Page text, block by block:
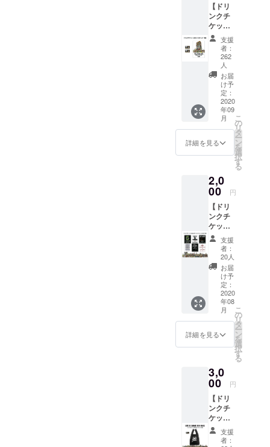
【ドリ
ンクチ
ケット2
枚＋ス
テッ
カー支
援】 ●
お礼
メール
・シン
プルに
応援頂
ける方
はこち
らをお
THE
GAME
より感
謝の
メッ
セージ
をお送
り致し
ます。
●ドリン
クチ
ケット2
枚 有効
期限は
営業再
開から
6ヶ月以
● 壁面
ポス
ターへ
のお名
前掲載
※ 掲載
可能な
方はお
支援
者：
262
人
お届
け予
定：
2020
年09
月
詳細を見る
こ
の
リ
タ
ー
ン
を
選
択
す
る
2,0
00 円
【ドリ
ンクチ
ケット
(2枚)＋
ブラン
ドス
テッ
カー(6
枚SET)
支援】
●ドリン
クチ
ケット1
枚。 有
効期限
は営業
ら6ヶ月
以内。
●ROLLI
NG
CRADL
E ×
RUDIE’
支援
者：
20人
お届
け予
定：
2020
年08
月
詳細を見る
こ
の
リ
タ
ー
ン
を
選
択
す
る
3,0
00 円
【ドリ
ンクチ
ケット
(1枚)＋
エコ支援
者：